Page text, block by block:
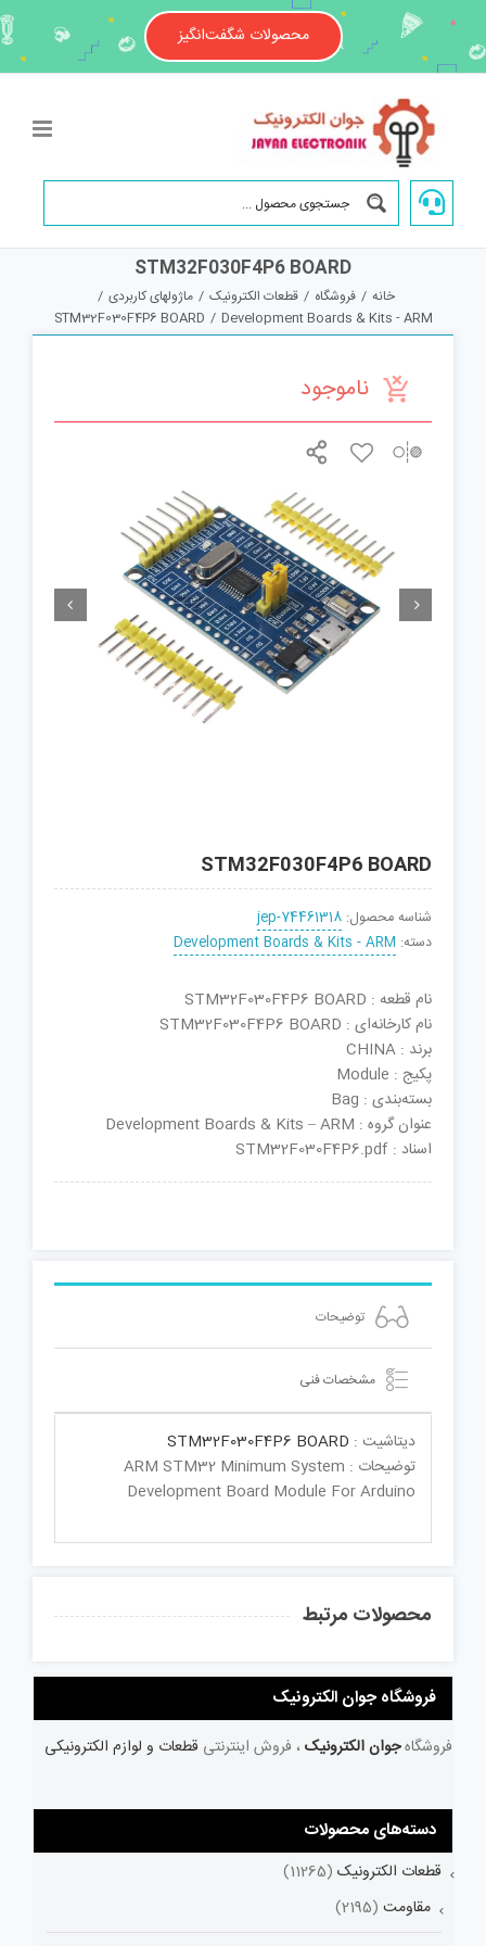
content
محصولات شگفت‌انگیز
STM32F030F4P6 BOARD
خانه / فروشگاه / قطعات الکترونیک / ماژولهای کاربردی /
Development Boards & Kits - ARM
/
STM32F030F4P6 BOARD
ناموجود
 
STM32F030F4P6 BOARD
شناسه محصول: jep-74461318
دسته: Development Boards & Kits - ARM
نام قطعه : STM32F030F4P6 BOARD
نام کارخانه‌ای : STM32F030F4P6 BOARD
برند : CHINA
پکیج : Module
بسته‌بندی : Bag
عنوان گروه : Development Boards & Kits – ARM
اسناد : STM32F030F4P6.pdf
توضیحات
مشخصات فنی
دیتاشیت : STM32F030F4P6 BOARD
توضیحات : ARM STM32 Minimum System
Development Board Module For Arduino
محصولات مرتبط
فروشگاه جوان الکترونیک
فروشگاهجوان الکترونیک ، فروش اینترنتی قطعات و لوازم الکترونیکی
دسته‌های محصولات
قطعات الکترونیک (11265)
مقاومت (2195)